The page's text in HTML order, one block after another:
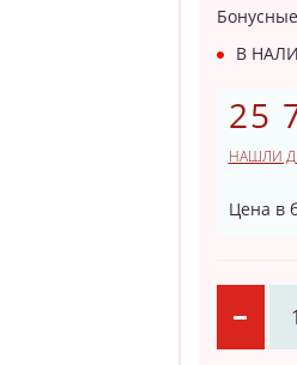
В
25
НАШЛИ
Цена в